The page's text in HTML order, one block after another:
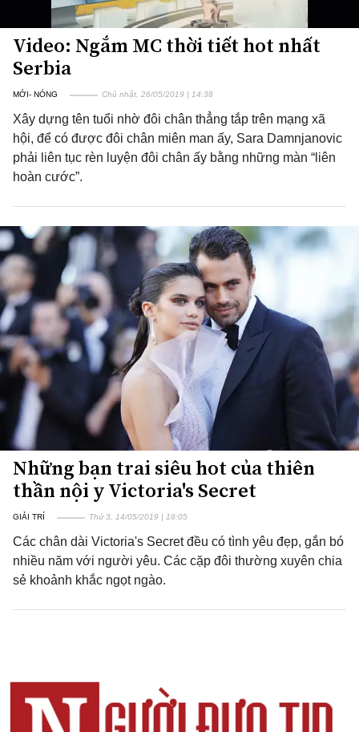
Video: Ngắm MC thời tiết hot nhất
Serbia
MỚI- NÓNG Chủ nhật, 26/05/2019 | 14:38
Xây dựng tên tuổi nhờ đôi chân thẳng tắp trên mạng xã
hội, để có được đôi chân miên man ấy, Sara Damnjanovic
phải liên tục rèn luyện đôi chân ấy bằng những màn “liên
hoàn cước”.
Những bạn trai siêu hot của thiên
thần nội y Victoria's Secret
GIẢI TRÍ Thứ 3, 14/05/2019 | 18:05
Các chân dài Victoria's Secret đều có tình yêu đẹp, gắn bó
nhiều năm với người yêu. Các cặp đôi thường xuyên chia
sẻ khoảnh khắc ngọt ngào.